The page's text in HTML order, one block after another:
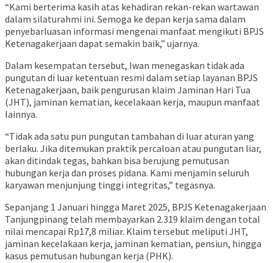
“Kami berterima kasih atas kehadiran rekan-rekan wartawan
dalam silaturahmi ini. Semoga ke depan kerja sama dalam
penyebarluasan informasi mengenai manfaat mengikuti BPJS
Ketenagakerjaan dapat semakin baik,” ujarnya.
Dalam kesempatan tersebut, Iwan menegaskan tidak ada
pungutan di luar ketentuan resmi dalam setiap layanan BPJS
Ketenagakerjaan, baik pengurusan klaim Jaminan Hari Tua
(JHT), jaminan kematian, kecelakaan kerja, maupun manfaat
lainnya.
“Tidak ada satu pun pungutan tambahan di luar aturan yang
berlaku. Jika ditemukan praktik percaloan atau pungutan liar,
akan ditindak tegas, bahkan bisa berujung pemutusan
hubungan kerja dan proses pidana. Kami menjamin seluruh
karyawan menjunjung tinggi integritas,” tegasnya.
Sepanjang 1 Januari hingga Maret 2025, BPJS Ketenagakerjaan
Tanjungpinang telah membayarkan 2.319 klaim dengan total
nilai mencapai Rp17,8 miliar. Klaim tersebut meliputi JHT,
jaminan kecelakaan kerja, jaminan kematian, pensiun, hingga
kasus pemutusan hubungan kerja (PHK).